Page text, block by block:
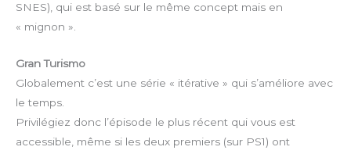
SNES), qui est basé sur le même concept mais en
« mignon ».
Gran Turismo
Globalement c’est une série « itérative » qui s’améliore avec
le temps.
Privilégiez donc l’épisode le plus récent qui vous est
accessible, même si les deux premiers (sur PS1) ont